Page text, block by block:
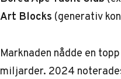
Art Blocks (generativ
Marknaden nådde en
miljarder. 2024